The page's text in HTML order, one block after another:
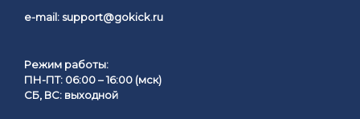
e-mail: support@gokick.ru
Режим работы:
ПН-ПТ: 06:00 – 16:00 (мск)
СБ, ВС: выходной